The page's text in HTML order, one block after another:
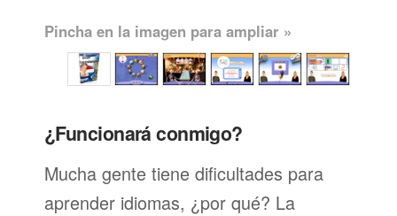
Pincha en la imagen para ampliar »
¿Funcionará conmigo?
Mucha gente tiene dificultades para
aprender idiomas, ¿por qué? La